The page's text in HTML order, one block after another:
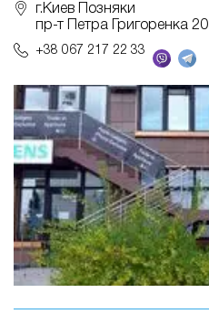
г.Киев Позняки
пр-т Петра Григоренка 20
+38 067 217 22 33